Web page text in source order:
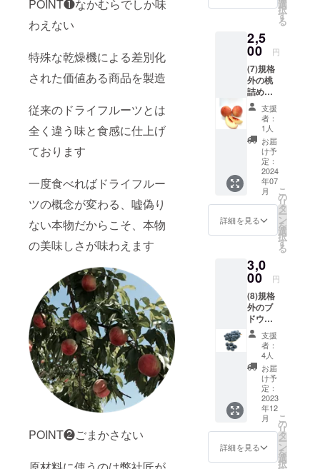
POINT❶なかむらでしか味
わえない
特殊な乾燥機による差別化
された価値ある商品を製造
従来のドライフルーツとは
全く違う味と食感に仕上げ
ております
一度食べればドライフルー
ツの概念が変わる、嘘偽り
ない本物だからこそ、本物
の美味しさが味わえます
POINT❷ごまかさない
必ずお
ンに貼
付され
たラベ
ルや注
意書き
をご確
認くだ
さい。
物等の
食品表
示はお
届け商
品のラ
ベルに
表記さ
れま
す。商
品開封
前には
必ずお
届けの
リター
ンに貼
付され
たラベ
認くだ
さい。
スして
させて
いただ
きま
す。 画
像はキ
ウイ、
スモ
モ、柿
となり
ます。
原材料
及び添
加物等
の食品
表示は
お届け
商品の
す。商
品開封
前には
必ずお
届けの
リター
ンに貼
付され
たラベ
ルや注
意書き
をご確
認くだ
さい。
選
択
す
る
2,5
00 円
(7)規格
外の桃
詰め合
わせ
（発送
日指定
不可、
常温に
て発
送）
2kg ※
写真は2
ｋｇで
はあり
ません
支援
者：
1人
お届
け予
定：
2024
年07
月
詳細を見る
こ
の
リ
タ
ー
ン
を
選
択
す
る
3,0
00 円
(8)規格
外のブ
ドウ詰
め合わ
せ（発
送日指
定不
可、常
温にて
発送）2
ｋｇ※写
真は2ｋ
ｇでは
ありま
せん。
支援
者：
4人
お届
け予
定：
2023
年12
月
詳細を見る
こ
の
リ
タ
ー
ン
を
選
択